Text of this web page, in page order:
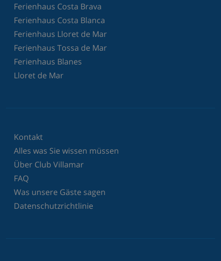
Ferienhaus Costa Brava
Ferienhaus Costa Blanca
Ferienhaus Lloret de Mar
Ferienhaus Tossa de Mar
Ferienhaus Blanes
Lloret de Mar
Kontakt
Alles was Sie wissen müssen
Über Club Villamar
FAQ
Was unsere Gäste sagen
Datenschutzrichtlinie